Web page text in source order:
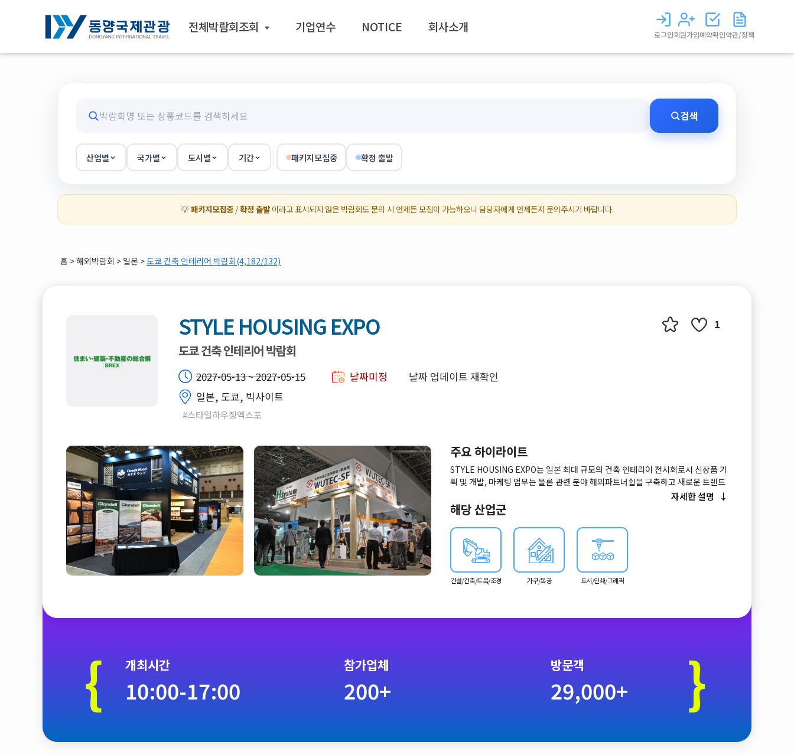
전체박람회조회 기업연수 NOTICE 회사소개
로그인회원가입예약확인약관/정책
검색
산업별 국가별 도시별 기간 패키지모집중 확정 출발
💡패키지모집중/확정 출발이라고 표시되지 않은 박람회도 문의 시 언제든 모집이 가능하오니 담당자에게 언제든지 문의주시기 바랍니다.
홈 >해외박람회 > 일본 >도쿄 건축 인테리어 박람회(4,182/132)
STYLE HOUSING EXPO
도쿄 건축 인테리어 박람회
2027-05-13 ~ 2027-05-15 날짜미정
날짜 업데이트 재확인
일본, 도쿄, 빅사이트
#스타일하우징엑스포
1
주요 하이라이트
STYLE HOUSING EXPO는 일본 최대 규모의 건축 인테리어 전시회로서 신상품 기
획 및 개발, 마케팅 업무는 물론 관련 분야 해외파트너쉽을 구축하고 새로운 트렌드
자세한 설명
해당 산업군
건설/건축/토목/조경 가구/목공 도서/인쇄/그래픽
{ 개최시간 참가업체 방문객
10:00-17:00 200+ 29,000+ }